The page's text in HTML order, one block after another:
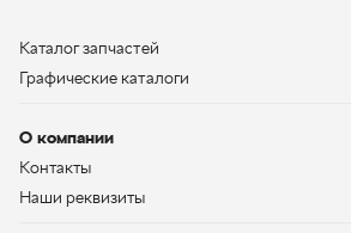
Контактная информация
+7 (950) 730-92-10
uralavtozap@yandex.ru
г. Миасс, Тургоякское шоссе, д. 11/63
Полная контактная информация